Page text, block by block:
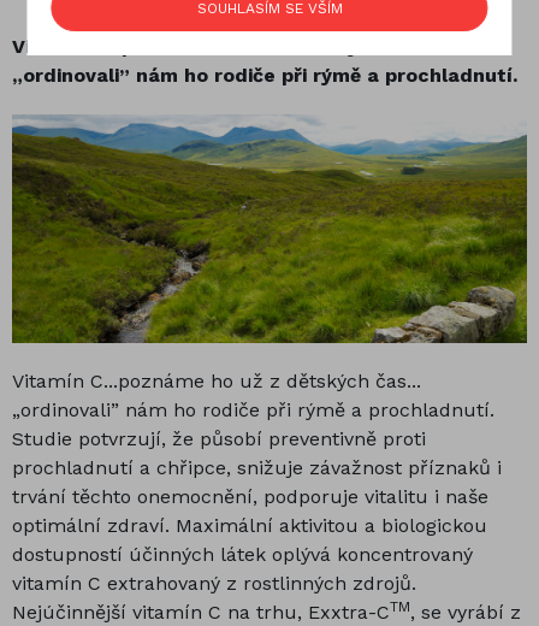
Vitamín C...poznáme ho už z dětských čas...
„ordinovali” nám ho rodiče při rýmě a prochladnutí.
Vitamín C...poznáme ho už z dětských čas...
„ordinovali” nám ho rodiče při rýmě a prochladnutí.
Studie potvrzují, že působí preventivně proti
prochladnutí a chřipce, snižuje závažnost příznaků i
trvání těchto onemocnění, podporuje vitalitu i naše
optimální zdraví. Maximální aktivitou a biologickou
dostupností účinných látek oplývá koncentrovaný
vitamín C extrahovaný z rostlinných zdrojů.
Nejúčinnější vitamín C na trhu, Exxtra-CTM, se vyrábí z
SOUHLASÍM SE VŠÍM